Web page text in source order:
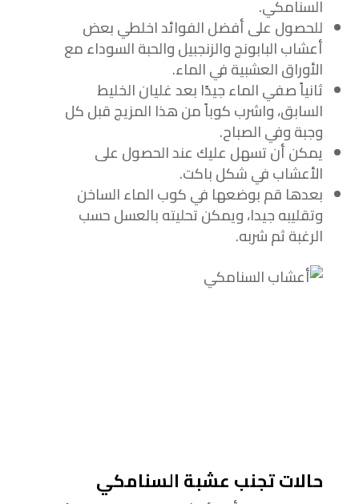
السنامكي.
للحصول على أفضل الفوائد اخلطي بعض
أعشاب البابونج والزنجبيل والحبة السوداء مع
الأوراق العشبية في الماء.
ثانياً صفي الماء جيدًا بعد غليان الخليط
السابق، واشرب كوباً من هذا المزيج قبل كل
وجبة وفي الصباح.
يمكن أن تسهل عليك عند الحصول على
الأعشاب في شكل باكت.
بعدها قم بوضعها في كوب الماء الساخن
وتقليبه جيدا، ويمكن تحليته بالعسل حسب
الرغبة ثم شربه.
حالات تجنب عشبة السنامكي